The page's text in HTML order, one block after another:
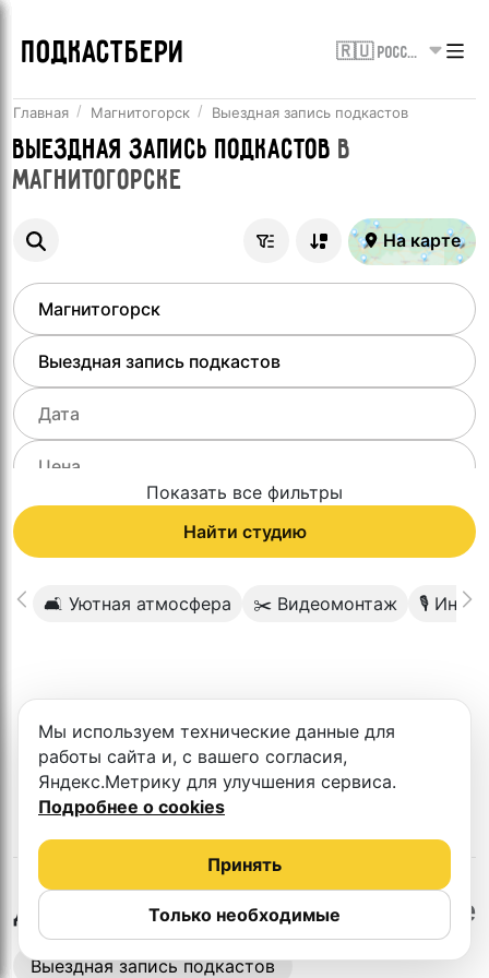
ПОДКАСТБЕРИ 🇷🇺 Россия
Главная Магнитогорск Выездная запись подкастов
Выездная запись подкастов в
Магнитогорске
На карте
Показать все фильтры
Найти студию
🛋 Уютная атмосфера ✂️ Видеомонтаж 🎙
студии
Другие студии в Магнитогорске
Выездная запись подкастов
Мы используем технические данные для
работы сайта и, с вашего согласия,
Яндекс.Метрику для улучшения сервиса.
Подробнее о cookies
Только необходимые
Принять